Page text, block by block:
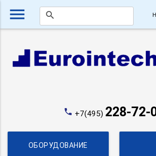
menu search
phone +7(495) 228-72-
ОБОРУДОВАНИЕ